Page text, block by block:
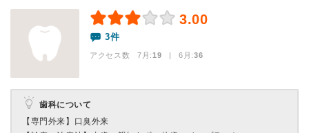
3.00
3件
アクセス数 7月:19 | 6月:36
歯科について
【専門外来】 口臭外来